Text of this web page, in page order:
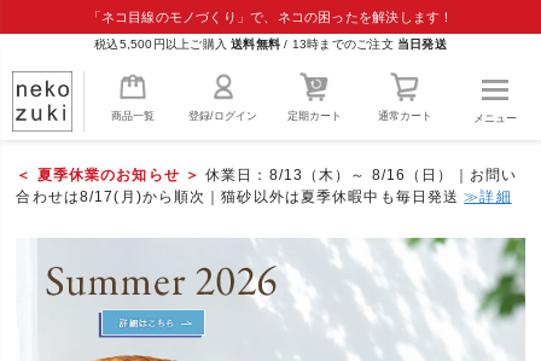
「ネコ目線のモノづくり」で、ネコの困ったを解決します！
税込5,500円以上ご購入送料無料 / 13時までのご注文 当日発送
商品一覧 登録/ログイン 定期カート 通常カート メニュー
＜ 夏季休業のお知らせ ＞ 休業日：8/13（木）～ 8/16（日）｜お問い
合わせは8/17(月)から順次｜猫砂以外は夏季休暇中も毎日発送≫詳細